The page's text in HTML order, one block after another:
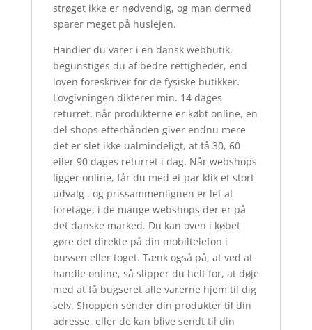
strøget ikke er nødvendig, og man dermed
sparer meget på huslejen.
Handler du varer i en dansk webbutik,
begunstiges du af bedre rettigheder, end
loven foreskriver for de fysiske butikker.
Lovgivningen dikterer min. 14 dages
returret. når produkterne er købt online, en
del shops efterhånden giver endnu mere
det er slet ikke ualmindeligt, at få 30, 60
eller 90 dages returret i dag. Når webshops
ligger online, får du med et par klik et stort
udvalg , og prissammenlignen er let at
foretage, i de mange webshops der er på
det danske marked. Du kan oven i købet
gøre det direkte på din mobiltelefon i
bussen eller toget. Tænk også på, at ved at
handle online, så slipper du helt for, at døje
med at få bugseret alle varerne hjem til dig
selv. Shoppen sender din produkter til din
adresse, eller de kan blive sendt til din